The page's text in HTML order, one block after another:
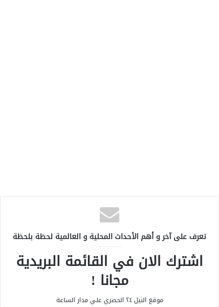
تعرف على آخر و أهم الأحداث المحلية و العالمية لحظة بلحظة
اشترك الان في القائمة البريدية
مجانا !
موقع النيل ٢٤ الحصري علي مدار الساعة